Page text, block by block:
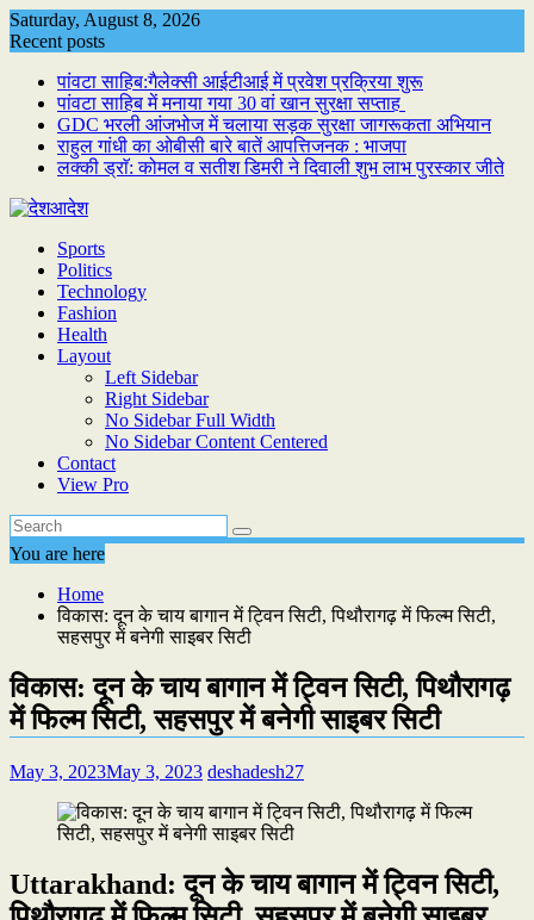
Skip
to
Saturday, August 8, 2026
Recent posts
पांवटा साहिब:गैलेक्सी आईटीआई में प्रवेश प्रक्रिया शुरू
पांवटा साहिब में मनाया गया 30 वां खान सुरक्षा सप्ताह
GDC भरली आंजभोज में चलाया सड़क सुरक्षा जागरूकता अभियान
राहुल गांधी का ओबीसी बारे बातें आपत्तिजनक : भाजपा
लक्की ड्राॅ: कोमल व सतीश डिमरी ने दिवाली शुभ लाभ पुरस्कार जीते
Sports
Politics
Technology
Fashion
Health
Layout
Left Sidebar
Right Sidebar
No Sidebar Full Width
No Sidebar Content Centered
Contact
View Pro
You are here
Home
विकास: दून के चाय बागान में ट्विन सिटी, पिथौरागढ़ में फिल्म सिटी,
सहसपुर में बनेगी साइबर सिटी
विकास: दून के चाय बागान में ट्विन सिटी, पिथौरागढ़
में फिल्म सिटी, सहसपुर में बनेगी साइबर सिटी
May 3, 2023May 3, 2023 deshadesh27
Uttarakhand: दून के चाय बागान में ट्विन सिटी,